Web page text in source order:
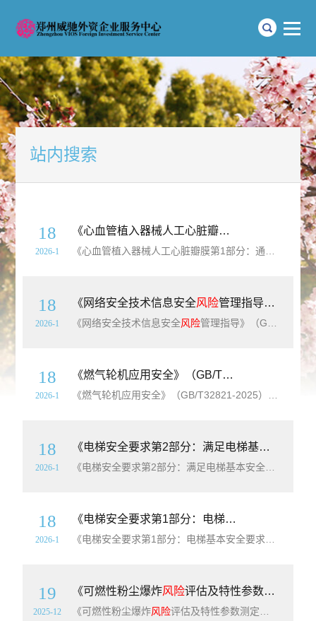
站内搜索
18
2026-1
《心血管植入器械人工心脏瓣膜第1部分：通用要求》（GB/T12279.1-2024）【全文附高清无水印PDF版下载】
18
2026-1
《网络安全技术信息安全风险管理指导》（GB/T31722-2025）【高清无水印PDF版下载】
《网络安全技术信息安全风险管理指导》（GB/T31722-2025）【高清无水印PDF版下载】本文件提供了指导,以帮助组织:———满足GB/T22080-2025有关应对信息安全
18
2026-1
《燃气轮机应用安全》（GB/T32821-2025）【高清无水印PDF版下载】
18
2026-1
《电梯安全要求第2部分：满足电梯基本安全要求的安全参数》（GB/T24803.2-2025）【高清无水印PDF版下载】
18
2026-1
《电梯安全要求第1部分：电梯基本安全要求》（GB/T24803.1-2009）【高清无水印PDF版下载】
19
2025-12
《可燃性粉尘爆炸风险评估及特性参数测定方法》（GB/T16425-2025）【全文附高清无水印PDF+Word版下载】
《可燃性粉尘爆炸风险评估及特性参数测定方法》（GB/T16425-2025）【全文附高清无水印PDF+可编辑Word版下载】英文标准名称：Risk assessment and characteristic parameter determination methods of combustible dust expl